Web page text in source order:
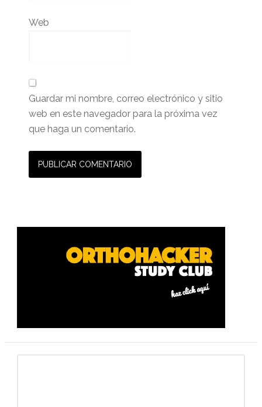
Web
Guardar mi nombre, correo electrónico y sitio
web en este navegador para la próxima vez
que haga un comentario.
Barra
primaria